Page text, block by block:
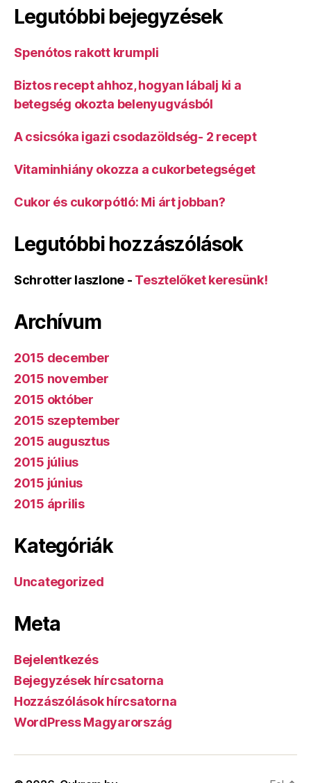
Legutóbbi bejegyzések
Spenótos rakott krumpli
Biztos recept ahhoz, hogyan lábalj ki a
betegség okozta belenyugvásból
A csicsóka igazi csodazöldség- 2 recept
Vitaminhiány okozza a cukorbetegséget
Cukor és cukorpótló: Mi árt jobban?
Legutóbbi hozzászólások
Schrotter laszlone - Tesztelőket keresünk!
Archívum
2015 december
2015 november
2015 október
2015 szeptember
2015 augusztus
2015 július
2015 június
2015 április
Kategóriák
Uncategorized
Meta
Bejelentkezés
Bejegyzések hírcsatorna
Hozzászólások hírcsatorna
WordPress Magyarország